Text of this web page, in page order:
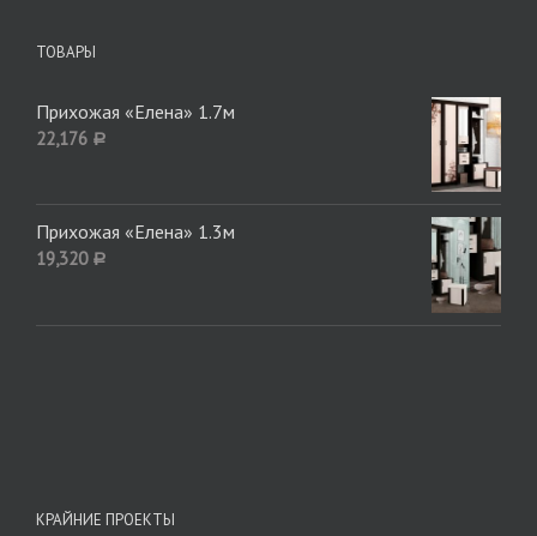
ТОВАРЫ
Прихожая «Елена» 1.7м
22,176 Р
Прихожая «Елена» 1.3м
19,320 Р
КРАЙНИЕ ПРОЕКТЫ